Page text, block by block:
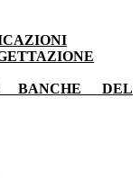
BANCHE DEL